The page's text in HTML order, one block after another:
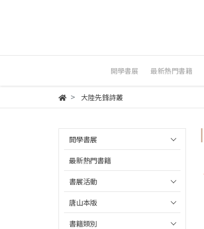
開學書展 最新熱門書籍
大陸先鋒詩叢
開學書展
最新熱門書籍
書展活動
唐山本版
書籍類別